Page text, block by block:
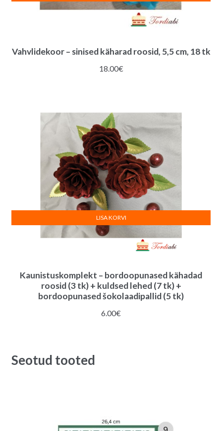
Vahvlidekoor – sinised käharad roosid, 5,5 cm, 18 tk
18.00€
Kaunistuskomplekt – bordoopunased kähadad
roosid (3 tk) + kuldsed lehed (7 tk) +
bordoopunased šokolaadipallid (5 tk)
6.00€
LISA KORVI
Seotud tooted